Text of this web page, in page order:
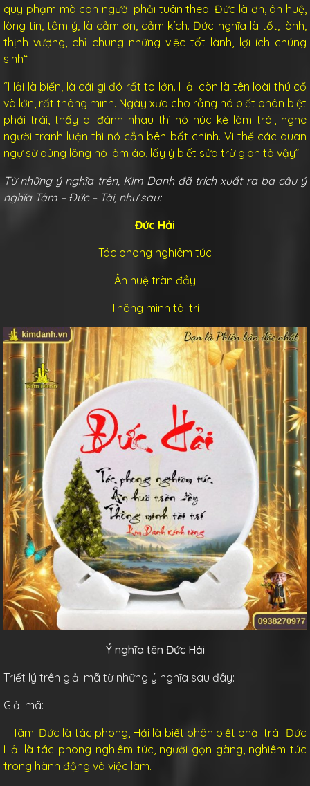
quy phạm mà con người phải tuân theo. Đức là ơn, ân huệ,
lòng tin, tâm ý, là cảm ơn, cảm kích. Đức nghĩa là tốt, lành,
thịnh vượng, chỉ chung những việc tốt lành, lợi ích chúng
sinh“
“Hải là biển, là cái gì đó rất to lớn. Hải còn là tên loài thú cổ
và lớn, rất thông minh. Ngày xưa cho rằng nó biết phân biệt
phải trái , thấy ai đánh nhau thì nó húc kẻ làm trái, nghe
người tranh luận thì nó cắn bên bất chính. Vì thế các quan
ngự sử dùng lông nó làm áo, lấy ý biết sửa trừ gian tà vậy”
Từ những ý nghĩa trên, Kim Danh đã trích xuất ra ba câu ý
nghĩa Tâm – Đức – Tài, như sau:
Đức Hải
Tác phong nghiêm túc
Ân huệ tràn đầy
Thông minh tài trí
Ý nghĩa tên Đức Hải
Triết lý trên giải mã từ những ý nghĩa sau đây:
Giải mã:
Tâm:Đức là tác phong, Hải là biết phân biệt phải trái. Đức
Hải là tác phong nghiêm túc, người gọn gàng, nghiêm túc
trong hành động và việc làm.